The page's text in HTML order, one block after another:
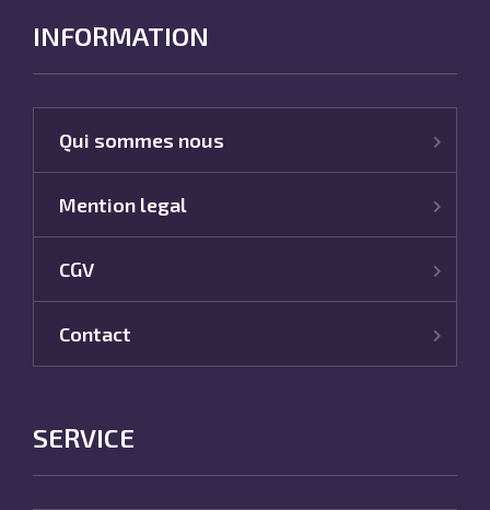
INFORMATION
Qui sommes nous
Mention legal
CGV
Contact
SERVICE